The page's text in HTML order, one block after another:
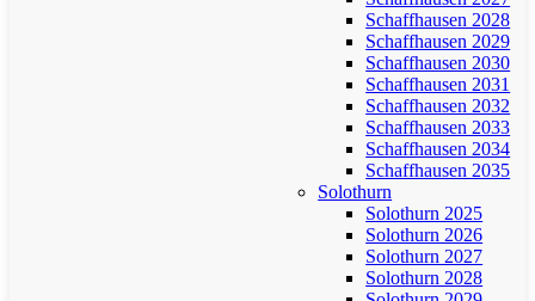
Schaffhausen 2028
Schaffhausen 2029
Schaffhausen 2030
Schaffhausen 2031
Schaffhausen 2032
Schaffhausen 2033
Schaffhausen 2034
Schaffhausen 2035
Solothurn
Solothurn 2025
Solothurn 2026
Solothurn 2027
Solothurn 2028